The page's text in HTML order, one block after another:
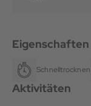
Eigenschaften
Aktivitäten